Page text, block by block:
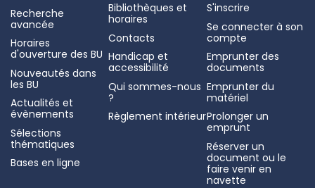
Recherche
avancée
Horaires
d'ouverture des BU
Nouveautés dans
les BU
Actualités et
évènements
Sélections
thématiques
Bases en ligne
Bibliothèques et
horaires
Contacts
Handicap et
accessibilité
Qui sommes-nous
?
Règlement intérieur
S'inscrire
Se connecter à son
compte
Emprunter des
documents
Emprunter du
matériel
Prolonger un
emprunt
Réserver un
document ou le
faire venir en
navette